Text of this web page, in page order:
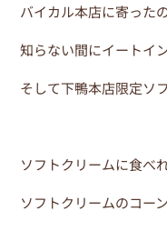
バイカル本店に寄った
知らない間にイートイ
そして下鴨本店限定ソ
ソフトクリームに食べ
ソフトクリームのコー